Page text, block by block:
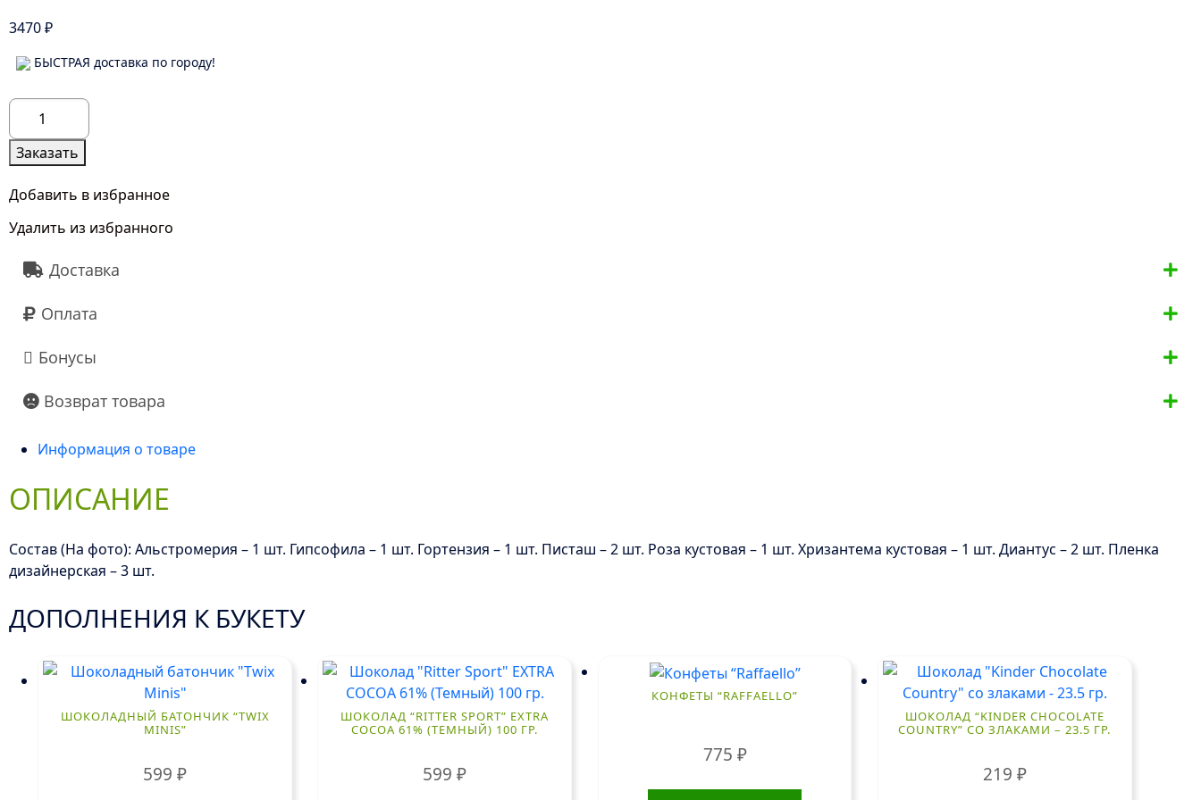
3470₽
БЫСТРАЯ доставка по городу!
Количество
товара
Вдохновение
Заказать
Добавить в избранное
Удалить из избранного
Доставка
Оплата
Бонусы
Возврат товара
Информация о товаре
ОПИСАНИЕ
Состав (На фото): Альстромерия – 1 шт. Гипсофила – 1 шт. Гортензия – 1 шт. Писташ – 2 шт. Роза кустовая – 1 шт. Хризантема кустовая – 1 шт. Диантус – 2 шт. Пленка
дизайнерская – 3 шт.
ДОПОЛНЕНИЯ К БУКЕТУ
ШОКОЛАДНЫЙ БАТОНЧИК “TWIX
MINIS”
599₽
ШОКОЛАД “RITTER SPORT” EXTRA
COCOA 61% (ТЕМНЫЙ) 100 ГР.
599₽
КОНФЕТЫ “RAFFAELLO”
775 ₽
ШОКОЛАД “KINDER CHOCOLATE
COUNTRY” СО ЗЛАКАМИ – 23.5 ГР.
219 ₽